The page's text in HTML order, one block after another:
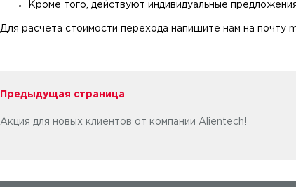
Кроме того, действуют индивидуальные
Для расчета стоимости перехода напишите нам на почту
Предыдущая страница
Акция для новых клиентов от компании Alientech!